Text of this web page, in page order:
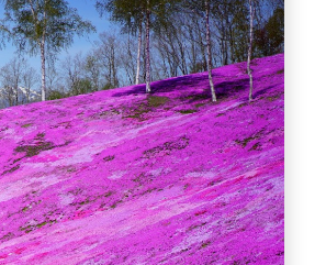
北海道簡介
依旅遊主題搜尋
下雨也能盡興
七個國立公園
邂逅絕景
基礎知識